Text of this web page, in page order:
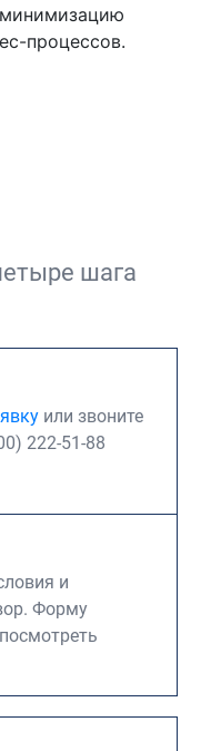
процессов.
шага
или звоните
222-51-88
и
Форму